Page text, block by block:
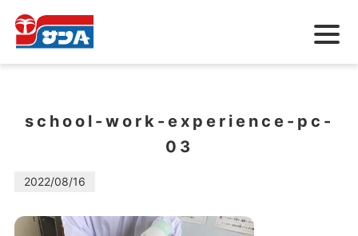
メ
ュ
school-work-experience-pc-
03
2022/08/16